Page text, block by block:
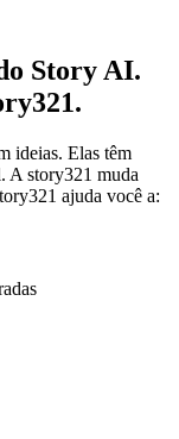
Story AI.
ideias. Elas têm
A story321 muda
ajuda você a: